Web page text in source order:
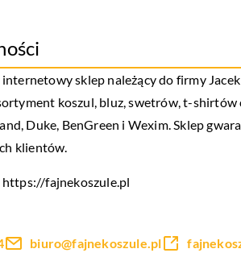
sklep należący do firmy
koszul, bluz, swetrów, t-
Duke, BenGreen i Wexim. Sklep
klientów.
https://fajnekoszule.pl
biuro@fajnekoszule.pl